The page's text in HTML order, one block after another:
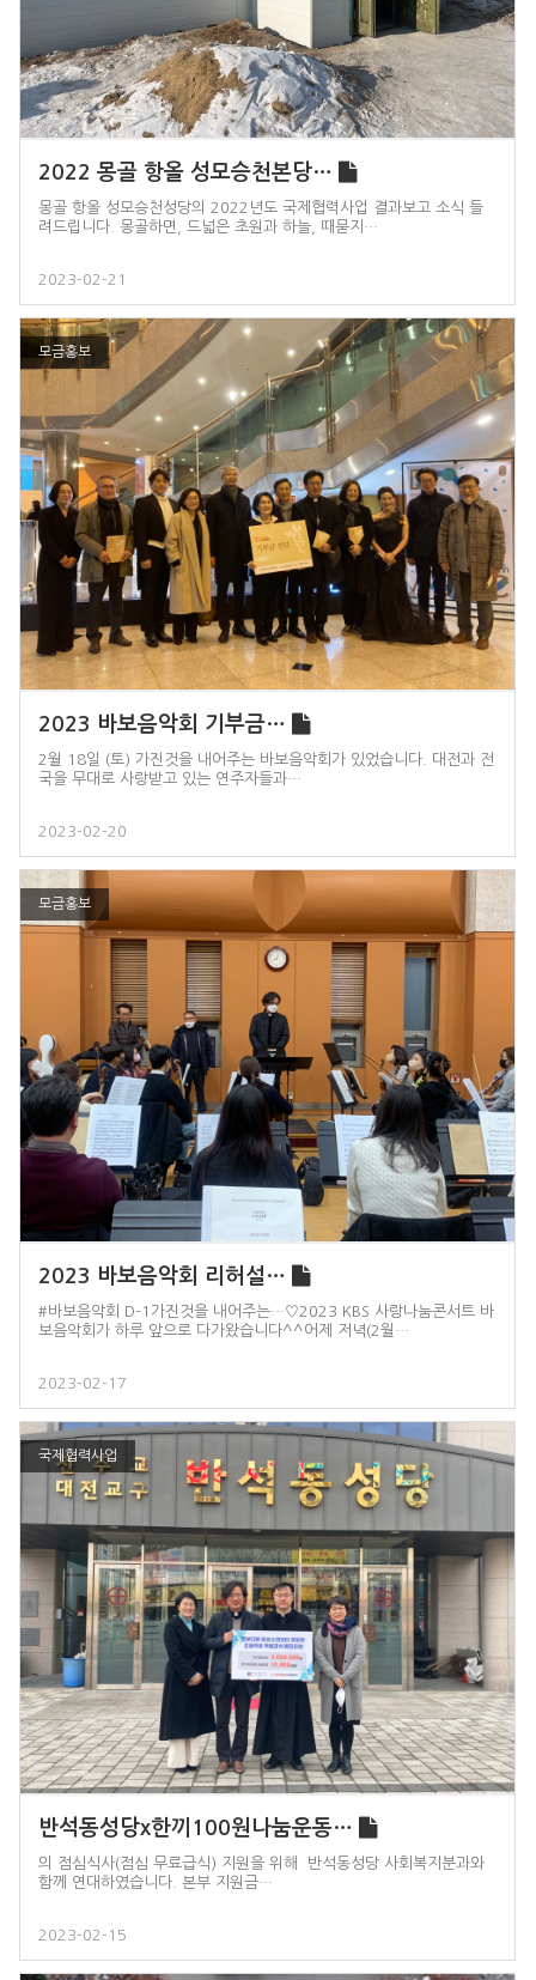
2022 몽골 항올 성모승천본당…
몽골 항올 성모승천성당의 2022년도 국제협력사업 결과보고 소식 들
려드립니다. 몽골하면, 드넓은 초원과 하늘, 때묻지…
2023-02-21
모금홍보
2023 바보음악회 기부금…
2월 18일 (토) 가진것을 내어주는 바보음악회가 있었습니다. 대전과 전
국을 무대로 사랑받고 있는 연주자들과…
2023-02-20
모금홍보
2023 바보음악회 리허설…
#바보음악회 D-1가진것을 내어주는…♡2023 KBS 사랑나눔콘서트 바
보음악회가 하루 앞으로 다가왔습니다^^어제 저녁(2월…
2023-02-17
국제협력사업
반석동성당x한끼100원나눔운동…
의 점심식사(점심 무료급식) 지원을 위해 반석동성당 사회복지분과와
함께 연대하였습니다. 본부 지원금…
2023-02-15